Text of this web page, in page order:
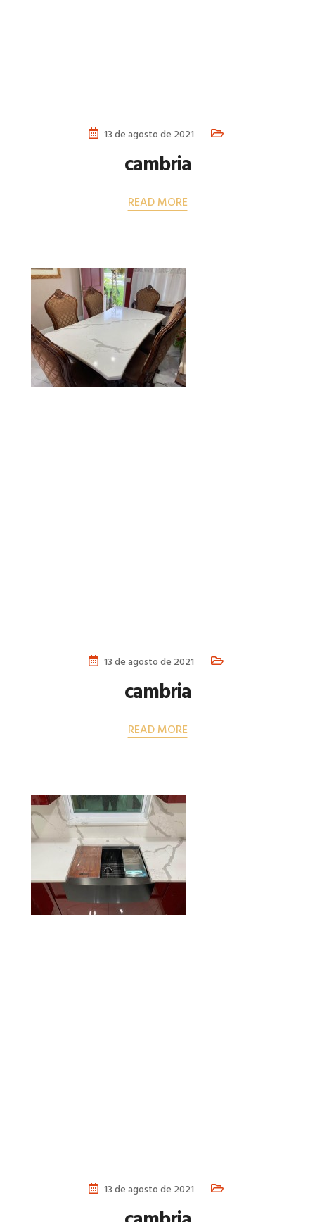
13 de agosto de 2021
cambria
READ MORE
13 de agosto de 2021
cambria
READ MORE
13 de agosto de 2021